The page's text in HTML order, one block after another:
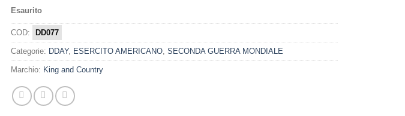
Esaurito
COD: DD077
Categorie: DDAY, ESERCITO AMERICANO SECONDA GUERRA MONDIALE
Marchio: King and Country